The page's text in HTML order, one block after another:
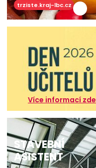
trziste.kraj-lbc.cz
Více informací zde
STAVEBNÍ
ASISTENT